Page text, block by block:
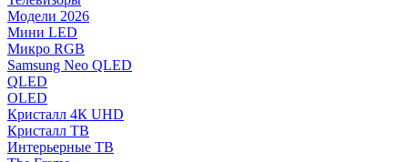
Модели 2026
Мини LED
Микро RGB
Samsung Neo QLED
QLED
OLED
Кристалл 4К UHD
Кристалл ТВ
Интерьерные ТВ